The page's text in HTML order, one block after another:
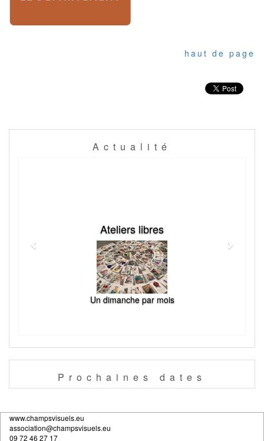
haut de page
Actualité
Ateliers libres
Un dimanche par mois
Prochaines dates
www.champsvisuels.eu
association@champsvisuels.eu
09 72 46 27 17